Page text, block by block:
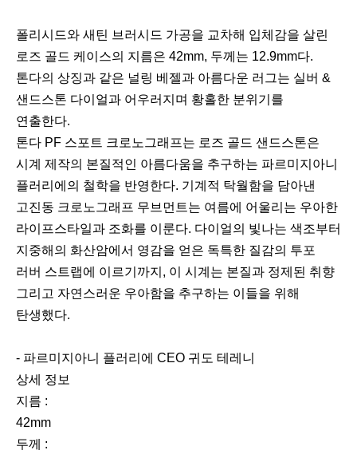
폴리시드와 새틴 브러시드 가공을 교차해 입체감을 살린
로즈 골드 케이스의 지름은 42mm, 두께는 12.9mm다.
톤다의 상징과 같은 널링 베젤과 아름다운 러그는 실버 &
샌드스톤 다이얼과 어우러지며 황홀한 분위기를
연출한다.
톤다 PF 스포트 크로노그래프는 로즈 골드 샌드스톤은
시계 제작의 본질적인 아름다움을 추구하는 파르미지아니
플러리에의 철학을 반영한다. 기계적 탁월함을 담아낸
고진동 크로노그래프 무브먼트는 여름에 어울리는 우아한
라이프스타일과 조화를 이룬다. 다이얼의 빛나는 색조부터
지중해의 화산암에서 영감을 얻은 독특한 질감의 투포
러버 스트랩에 이르기까지, 이 시계는 본질과 정제된 취향
그리고 자연스러운 우아함을 추구하는 이들을 위해
탄생했다.
- 파르미지아니 플러리에 CEO 귀도 테레니
상세 정보
지름 :
42mm
두께 :